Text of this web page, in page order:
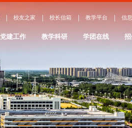
校友之家 校长信箱 教学平台 信
党建工作 教学科研 学团在线